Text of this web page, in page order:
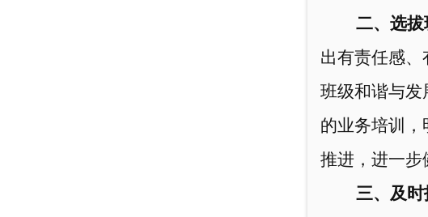
二、 选拔
出有责任感、
班级和谐与发
的业务培训，
推进， 进一步
三、及时